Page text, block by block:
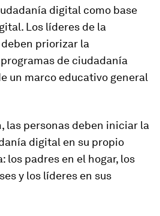
digital como base
Los líderes de la
priorizar la
de ciudadanía
un marco educativo general
las personas deben iniciar la
digital en su propio
los padres en el hogar, los
y los líderes en sus